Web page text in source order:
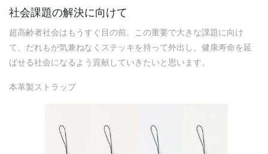
社会課題の解決に向けて
超高齢者社会はもうすぐ目の前。この重要で大きな課題に向け
て、だれもが気兼ねなくステッキを持って外出し、健康寿命を延
ばせる社会になるよう貢献していきたいと思います。
本革製ストラップ